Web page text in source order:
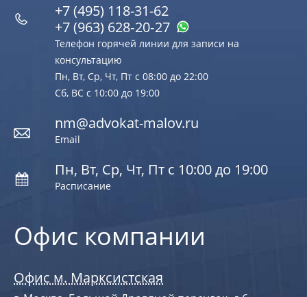
Офис компании
Офис м. Марксистская
+7 (495) 118-31-62
+7 (963) 628‑20‑27
Телефон горячей линии для записи на
консультацию
Пн, Вт, Ср, Чт, Пт с 08:00 до 22:00
Сб, ВС с 10:00 до 19:00
nm@advokat-malov.ru
Email
Пн, Вт, Ср, Чт, Пт с 10:00 до 19:00
Расписание